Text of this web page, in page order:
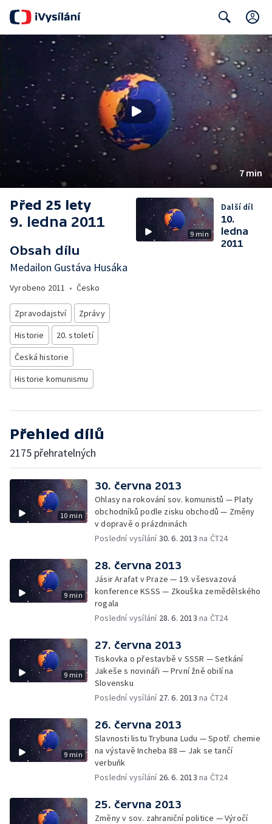
Search
7 min
Před 25 lety
9. ledna 2011
Obsah dílu
Medailon Gustáva Husáka
Vyrobeno 2011 • Česko
Zpravodajství
Zprávy
Historie
20. století
Česká historie
Historie komunismu
9 min
Další díl
10.
ledna
2011
Přehled dílů
2175 přehratelných
10 min
30. června 2013
Ohlasy na rokování sov. komunistů — Platy
obchodníků podle zisku obchodů — Změny
v dopravě o prázdninách
Poslední vysílání30. 6. 2013 na ČT24
9 min
28. června 2013
Jásir Arafat v Praze — 19. všesvazová
konference KSSS — Zkouška zemědělského
rogala
Poslední vysílání 28. 6. 2013 na ČT24
9 min
27. června 2013
Tiskovka o přestavbě v SSSR — Setkání
Jakeše s novináři — První žně obilí na
Slovensku
Poslední vysílání 27. 6. 2013 na ČT24
9 min
26. června 2013
Slavnosti listu Trybuna Ludu — Spotř. chemie
na výstavě Incheba 88 — Jak se tančí
verbuňk
Poslední vysílání 26. 6. 2013 na ČT24
25. června 2013
Změny v sov. zahraniční politice — Výročí